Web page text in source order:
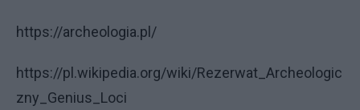
https://archeologia.pl/
https://pl.wikipedia.org/wiki/Rezerwat_Archeologic
zny_Genius_Loci